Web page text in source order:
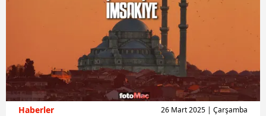
Haberler 26 Mart 2025 | Çarşamba